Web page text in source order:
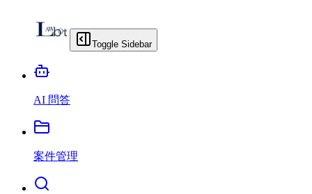
Toggle Sidebar
AI 問答
案件管理